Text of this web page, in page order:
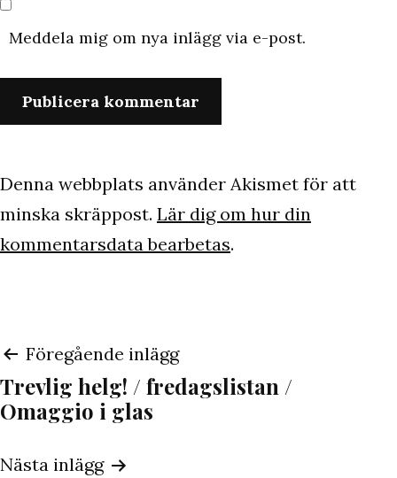
Meddela mig om nya inlägg via e-post.
Denna webbplats använder Akismet för att
minska skräppost. Lär dig om hur din
kommentarsdata bearbetas.
Inläggsnavigering
Föregående inlägg
Trevlig helg! / fredagslistan /
Omaggio i glas
Nästa inlägg